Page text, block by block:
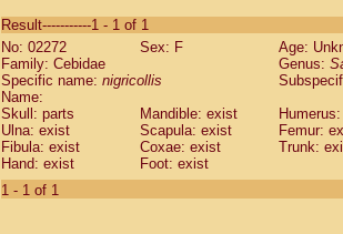
CebidaeSaguinus labiatus(0)
Cebidae Saguinus leucopus (0)
Cebidae
CebidaeSaguinus mystax
Cebidae Saguinus nigricollis (1)
Cebidae Saguinus oedipus
Cebidae Saguinus weddelli
Cebidae Saguinusspp.
Cebidae
Result-----------1 - 1 of 1
No: 02272
Sex: F
Age:
Family: Cebidae
Genus:
Specific name: nigricollis
Name:
Skull: parts
Mandible: exist
Ulna: exist
Scapula: exist
Femur:
Fibula: exist
Coxae: exist
Trunk:
Hand: exist
Foot: exist
1 - 1 of 1